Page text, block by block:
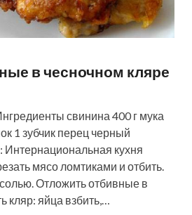
в чесночном кляре
свинина 400 г мука
1 зубчик перец черный
Интернациональная кухня
мясо ломтиками и отбить.
Отложить отбивные в
кляр: яйца взбить,…